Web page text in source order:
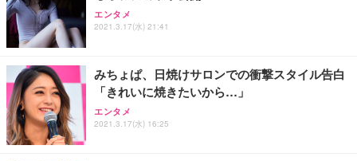
エンタメ
2021.3.17(水) 21:41
みちょぱ、日焼けサロンでの衝撃スタイル告白
「きれいに焼きたいから…」
エンタメ
2021.3.17(水) 16:25